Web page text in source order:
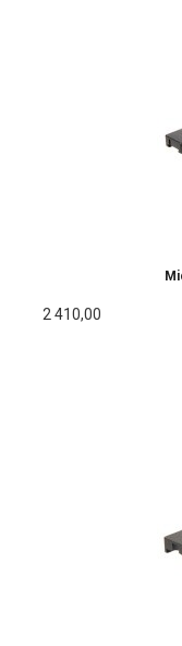
2 410,00